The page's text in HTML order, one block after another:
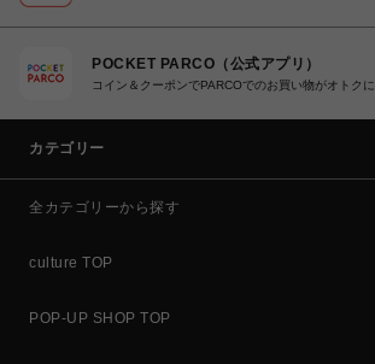
POCKET PARCO（公式アプリ）
コイン＆クーポンでPARCOでのお買い物がオトクに
カテゴリー
全カテゴリーから探す
culture TOP
POP-UP SHOP TOP